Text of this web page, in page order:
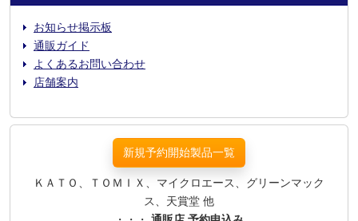
お知らせ掲示板
通販ガイド
よくあるお問い合わせ
店舗案内
新規予約開始製品一覧
ＫＡＴＯ、ＴＯＭＩＸ、マイクロエース、グリーンマック
ス、天賞堂 他